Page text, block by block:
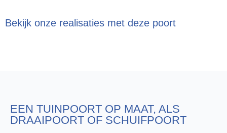
Bekijk onze realisaties met deze poort
EEN TUINPOORT OP MAAT, ALS
DRAAIPOORT OF SCHUIFPOORT